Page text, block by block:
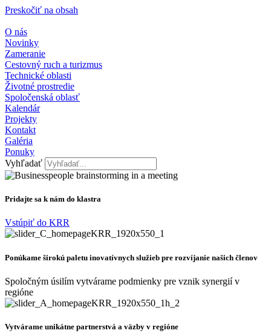
Preskočiť na obsah
O nás
Novinky
Zameranie
Cestovný ruch a turizmus
Technické oblasti
Životné prostredie
Spoločenská oblasť
Kalendár
Projekty
Kontakt
Galéria
Ponuky
Vyhľadať
Pridajte sa k nám do klastra
Vstúpiť do KRR
Ponúkame širokú paletu inovatívnych služieb pre rozvíjanie našich členov
Spoločným úsilím vytvárame podmienky pre vznik synergií v
regióne
Vytvárame unikátne partnerstvá a väzby v regióne